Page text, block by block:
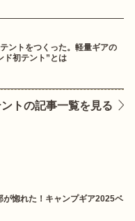
ントをつくった。軽量ギアの
ド初テント”とは
ントの記事一覧を見る
が惚れた！キャンプギア2025ベ